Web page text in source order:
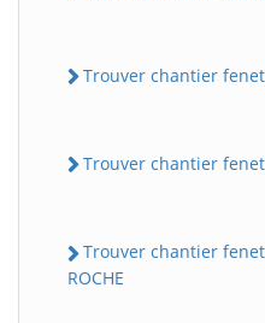
Trouver chantier
Trouver chantier
Trouver chantier
ROCHE